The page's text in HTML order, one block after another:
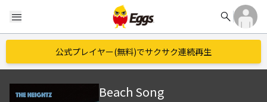
menu search
公式プレイヤー(無料)でサクサク連続再生
Beach Song